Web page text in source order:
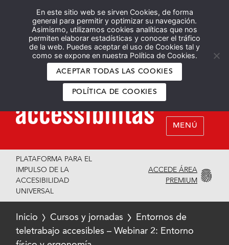
En este sitio web se sirven Cookies, de forma
general para permitir y optimizar su navegación.
Asimismo, utilizamos cookies analíticas que nos
permiten elaborar estadísticas y conocer el tráfico
de la web. Puedes aceptar el uso de Cookies tal y
como se expone en nuestra Política de Cookies.
ACEPTAR TODAS LAS COOKIES
POLÍTICA DE COOKIES
Español English
MENÚ
PLATAFORMA PARA EL
IMPULSO DE LA
ACCESIBILIDAD
UNIVERSAL
ACCEDE ÁREA
PREMIUM
Inicio Cursos y jornadas
Entornos de
teletrabajo accesibles – Webinar 2: Entorno